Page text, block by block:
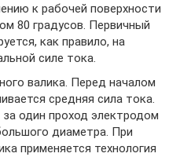
к рабочей поверхности
80 градусов. Первичный
как правило, на
силе тока.
валика. Перед началом
средняя сила тока.
один проход электродом
диаметра. При
применяется технология